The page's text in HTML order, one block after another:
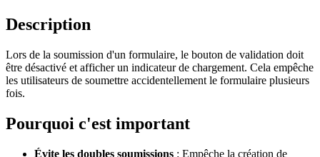
Description
Lors de la soumission d'un formulaire, le bouton de validation doit
être désactivé et afficher un indicateur de chargement. Cela empêche
les utilisateurs de soumettre accidentellement le formulaire plusieurs
fois.
Pourquoi c'est important
Évite les doubles soumissions : Empêche la création de